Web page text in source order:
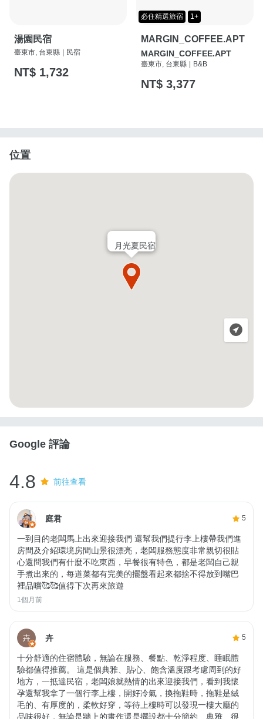
湯園民宿
臺東市, 台東縣 民宿
NT$ 1,732
必住精選旅宿 1+
MARGIN_COFFEE.APT
MARGIN_COFFEE.APT
臺東市, 台東縣 B&B
NT$ 3,377
位置
月光夏民宿
Google 評論
4.8 前往查看
庭君 5
一到目的老闆馬上出來迎接我們 還幫我們提行李上樓帶我們進
房間及介紹環境房間山景很漂亮，老闆服務態度非常親切很貼
心還問我們有什麼不吃東西，早餐很有特色，都是老闆自己親
手煮出來的，每道菜都有完美的擺盤看起來都捨不得放到嘴巴
裡品嚐🥰🥰值得下次再來旅遊
1個月前
卉 5
十分舒適的住宿體驗，無論在服務、餐點、乾淨程度、睡眠體
驗都值得推薦。 這是個典雅、貼心、飽含溫度跟考慮周到的好
地方，一抵達民宿，老闆娘就熱情的出來迎接我們，看到我懷
孕還幫我拿了一個行李上樓，開好冷氣，換拖鞋時，拖鞋是絨
毛的、有厚度的，柔軟好穿，等待上樓時可以發現一樓大廳的
品味很好，無論是牆上的畫作還是擺設都十分簡約、典雅、很